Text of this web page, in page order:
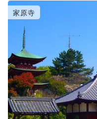
家原寺